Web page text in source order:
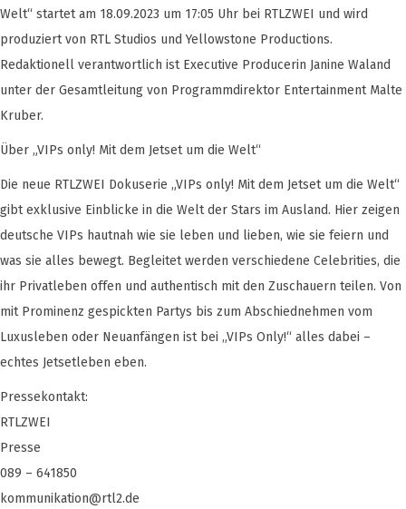
Welt“ startet am 18.09.2023 um 17:05 Uhr bei RTLZWEI und wird
produziert von RTL Studios und Yellowstone Productions.
Redaktionell verantwortlich ist Executive Producerin Janine Waland
unter der Gesamtleitung von Programmdirektor Entertainment Malte
Kruber.
Über „VIPs only! Mit dem Jetset um die Welt“
Die neue RTLZWEI Dokuserie „VIPs only! Mit dem Jetset um die Welt“
gibt exklusive Einblicke in die Welt der Stars im Ausland. Hier zeigen
deutsche VIPs hautnah wie sie leben und lieben, wie sie feiern und
was sie alles bewegt. Begleitet werden verschiedene Celebrities, die
ihr Privatleben offen und authentisch mit den Zuschauern teilen. Von
mit Prominenz gespickten Partys bis zum Abschiednehmen vom
Luxusleben oder Neuanfängen ist bei „VIPs Only!“ alles dabei –
echtes Jetsetleben eben.
Pressekontakt:
RTLZWEI
Presse
089 – 641850
kommunikation@rtl2.de